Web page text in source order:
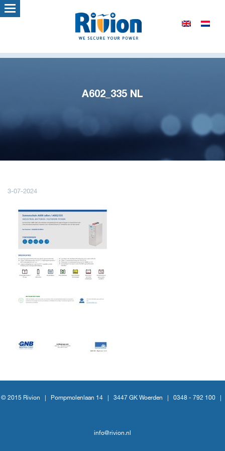
A602_335 NL
3-07-2024
© 2015 Rivion | Pompmolenlaan 14 3447 GK Woerden 0348 - 792 100
info@rivion.nl